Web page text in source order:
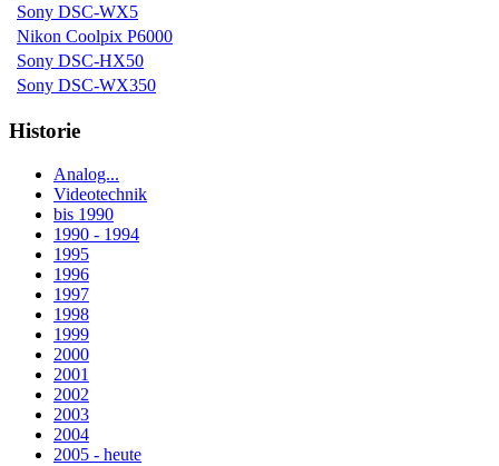
Sony DSC-WX5
Nikon Coolpix P6000
Sony DSC-HX50
Sony DSC-WX350
Historie
Analog...
Videotechnik
bis 1990
1990 - 1994
1995
1996
1997
1998
1999
2000
2001
2002
2003
2004
2005 - heute